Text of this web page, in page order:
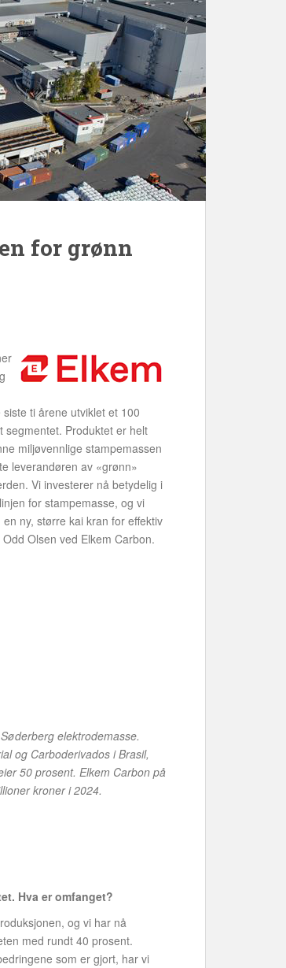
for grønn
ti årene utviklet et 100
segmentet. Produktet er helt
miljøvennlige stampemassen
leverandøren av «grønn»
Vi investerer nå betydelig i
for stampemasse, og vi
ny, større kai kran for effektiv
Olsen ved Elkem Carbon.
elektrodemasse.
og Carboderivados i Brasil,
50 prosent. Elkem Carbon på
kroner i 2024.
Hva er omfanget?
og vi har nå
med rundt 40 prosent.
som er gjort, har vi